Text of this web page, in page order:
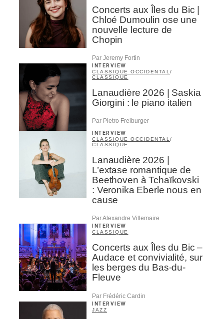
Concerts aux Îles du Bic |
Chloé Dumoulin ose une
nouvelle lecture de
Chopin
Par Jeremy Fortin
INTERVIEW
CLASSIQUE OCCIDENTAL /
CLASSIQUE
Lanaudière 2026 | Saskia
Giorgini : le piano italien
Par Pietro Freiburger
INTERVIEW
CLASSIQUE OCCIDENTAL /
CLASSIQUE
Lanaudière 2026 |
L’extase romantique de
Beethoven à Tchaïkovski
: Veronika Eberle nous en
cause
Par Alexandre Villemaire
INTERVIEW
CLASSIQUE
Concerts aux Îles du Bic –
Audace et convivialité, sur
les berges du Bas-du-
Fleuve
Par Frédéric Cardin
INTERVIEW
JAZZ